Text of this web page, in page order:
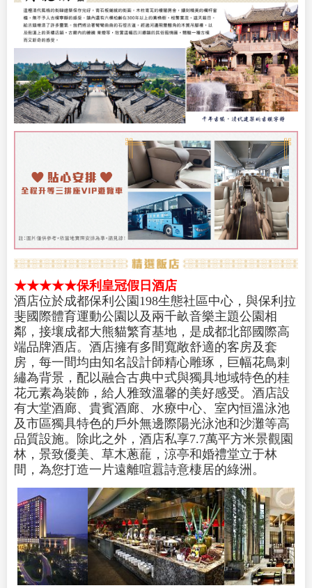
★★★★★保利皇冠假日酒店
酒店位於成都保利公園198生態社區中心，與保利拉
斐國際體育運動公園以及兩千畝音樂主題公園相
鄰，接壤成都大熊貓繁育基地，是成都北部國際高
端品牌酒店。酒店擁有多間寬敞舒適的客房及套
房，每一間均由知名設計師精心雕琢，巨幅花鳥刺
繡為背景，配以融合古典中式與獨具地域特色的桂
花元素為裝飾，給人雅致溫馨的美好感受。酒店設
有大堂酒廊、貴賓酒廊、水療中心、室內恒溫泳池
及市區獨具特色的戶外無邊際陽光泳池和沙灘等高
品質設施。除此之外，酒店私享7.7萬平方米景觀園
林，景致優美、草木蔥蘢，涼亭和婚禮堂立于林
間，為您打造一片遠離喧囂詩意棲居的綠洲。